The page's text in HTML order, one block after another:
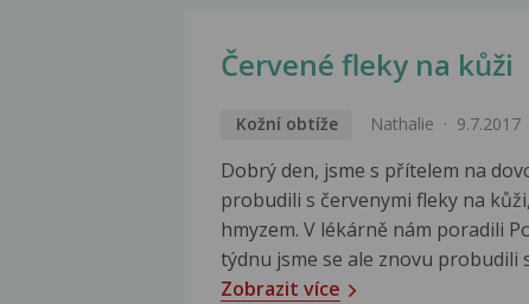
Červené fleky na kůži
Kožní obtíže Nathalie 9.7.2017
Dobrý den, jsme s přítelem na
probudili s červenymi fleky na
hmyzem. V lékárně nám poradili
týdnu jsme se ale znovu probudili
Zobrazit více